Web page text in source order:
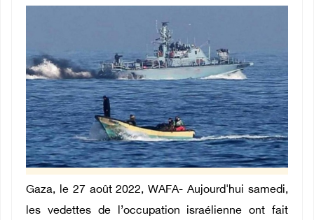
العربية
English
Gaza, le 27 août 2022, WAFA- Aujourd'hui samedi,
les vedettes de l’occupation israélienne ont fait